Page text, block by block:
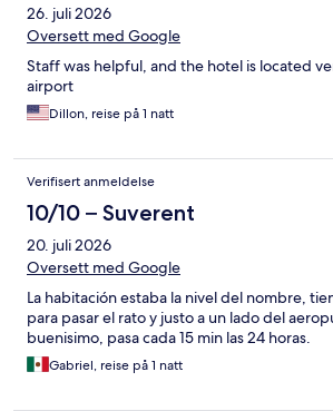
26. juli 2026
Oversett med Google
Staff was helpful, and the hotel is located
airport
Dillon, reise på 1 natt
Verifisert anmeldelse
10/10 – Suverent
20. juli 2026
Oversett med Google
La habitación estaba la nivel del nombre,
para pasar el rato y justo a un lado del
buenisimo, pasa cada 15 min las 24 horas.
Gabriel, reise på 1 natt